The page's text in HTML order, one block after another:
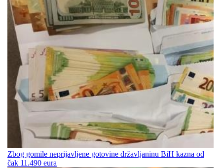
Zbog gomile neprijavljene gotovine državljaninu BiH kazna od
čak 11.490 eura